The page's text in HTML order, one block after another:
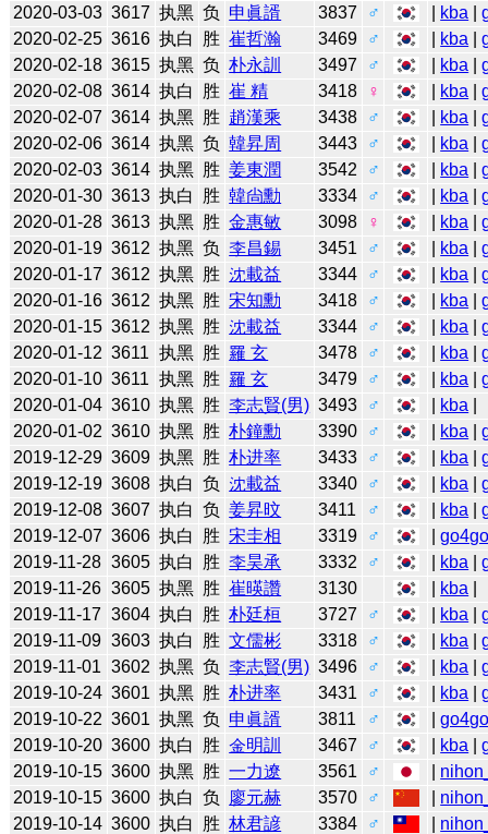
2020-03-03 3617 执黑 负 申眞諝 3837 ♂ kba |
2020-02-25 3616 执白 胜 崔哲瀚 3469 ♂ kba |
2020-02-18 3615 执黑 负 朴永訓 3497 ♂ kba |
2020-02-08 3614 执白 胜 崔 精 3418 ♀ kba |
2020-02-07 3614 执黑 胜 趙漢乘 3438 ♂ kba |
2020-02-06 3614 执黑 负 韓昇周 3443 ♂ kba |
2020-02-03 3614 执黑 胜 姜東潤 3542 ♂ kba |
2020-01-30 3613 执白 胜 韓尙勳 3334 ♂ kba |
2020-01-28 3613 执黑 胜 金惠敏 3098 ♀ kba |
2020-01-19 3612 执黑 负 李昌錫 3451 ♂ kba |
2020-01-17 3612 执黑 胜 沈載益 3344 ♂ kba |
2020-01-16 3612 执黑 胜 宋知勳 3418 ♂ kba |
2020-01-15 3612 执黑 胜 沈載益 3344 ♂ kba |
2020-01-12 3611 执黑 胜 羅 玄 3478 ♂ kba |
2020-01-10 3611 执黑 胜 羅 玄 3479 ♂ kba |
2020-01-04 3610 执黑 胜 李志賢(男) 3493 ♂ kba
2020-01-02 3610 执黑 胜 朴鐘勳 3390 ♂ kba |
2019-12-29 3609 执黑 胜 朴进率 3433 ♂ kba |
2019-12-19 3608 执白 负 沈載益 3340 ♂ kba |
2019-12-08 3607 执白 负 姜昇旼 3411 ♂ kba |
2019-12-07 3606 执白 胜 宋圭相 3319 ♂ |
2019-11-28 3605 执白 胜 李昊承 3332 ♂ kba |
2019-11-26 3605 执黑 胜 崔暎讚 3130 kba
2019-11-17 3604 执白 胜 朴廷桓 3727 ♂ kba |
2019-11-09 3603 执白 胜 文儒彬 3318 ♂ kba |
2019-11-01 3602 执黑 负 李志賢(男) 3496 ♂ kba |
2019-10-24 3601 执黑 胜 朴进率 3431 ♂ kba |
2019-10-22 3601 执黑 负 申眞諝 3811 ♂ |
2019-10-20 3600 执白 胜 金明訓 3467 ♂ kba |
2019-10-15 3600 执黑 胜 一力遼 3561 ♂
2019-10-15 3600 执白 负 廖元赫 3570 ♂
2019-10-14 3600 执白 胜 林君諺 3384 ♂